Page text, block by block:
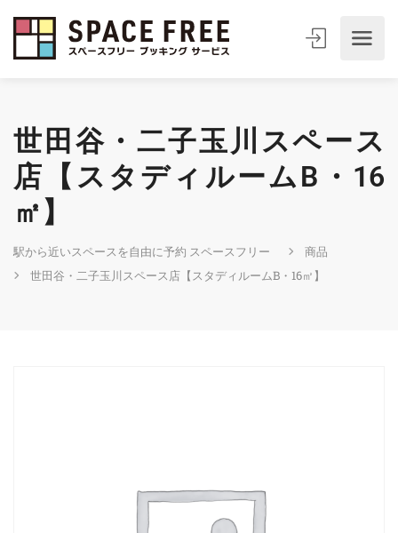
世田谷・二子玉川スペース
店【スタディルームB・16
㎡】
駅から近いスペースを自由に予約 スペースフリー
商品
世田谷・二子玉川スペース店【スタディルームB・16㎡】